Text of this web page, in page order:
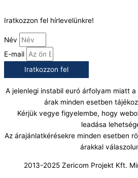
Iratkozzon fel hírlevelünkre!
Név
E-mail
Iratkozzon fel
A jelenlegi instabil euró árfolyam miatt
árak minden esetben
Kérjük vegye figyelembe, hogy
leadása
Az árajánlatkérésekre minden esetben
árakkal
2013-2025 Zericom Projekt Kft.